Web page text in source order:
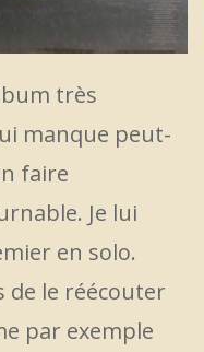
très
manque peut-
faire
Je lui
en solo.
de le réécouter
par exemple